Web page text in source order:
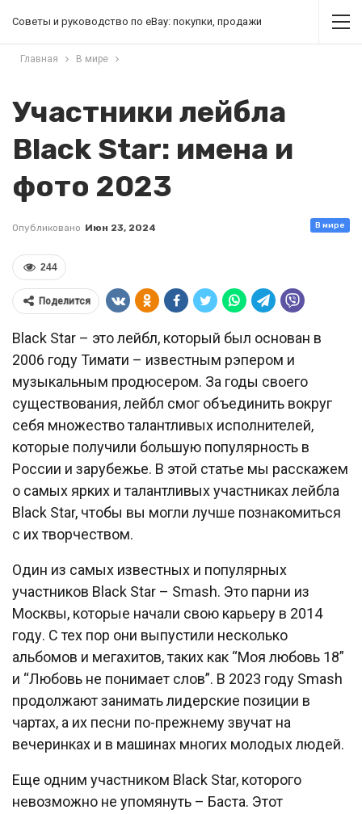
Советы и руководство по eBay: покупки, продажи
Главная В мире
Участники лейбла
Black Star: имена и
фото 2023
В мире
Опубликовано Июн 23, 2024
244
Поделится
Black Star – это лейбл, который был основан в
2006 году Тимати – известным рэпером и
музыкальным продюсером. За годы своего
существования, лейбл смог объединить вокруг
себя множество талантливых исполнителей,
которые получили большую популярность в
России и зарубежье. В этой статье мы расскажем
о самых ярких и талантливых участниках лейбла
Black Star, чтобы вы могли лучше познакомиться
с их творчеством.
Один из самых известных и популярных
участников Black Star – Smash. Это парни из
Москвы, которые начали свою карьеру в 2014
году. С тех пор они выпустили несколько
альбомов и мегахитов, таких как “Моя любовь 18”
и “Любовь не понимает слов”. В 2023 году Smash
продолжают занимать лидерские позиции в
чартах, а их песни по-прежнему звучат на
вечеринках и в машинах многих молодых людей.
Еще одним участником Black Star, которого
невозможно не упомянуть – Баста. Этот